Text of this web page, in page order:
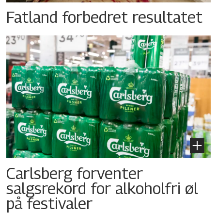
Fatland forbedret resultatet
Carlsberg forventer
salgsrekord for alkoholfri øl
på festivaler